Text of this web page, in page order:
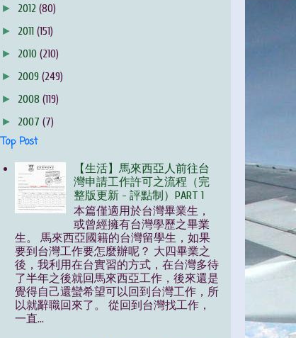
► 2012 (80)
► 2011 (151)
► 2010 (210)
► 2009 (249)
► 2008 (119)
► 2007 (7)
Top Post
【生活】馬來西亞人前往台
灣申請工作許可之流程（完
整版更新 - 評點制）PART 1
本篇僅適用於台灣畢業生，
或曾經擁有台灣學歷之畢業
生。 馬來西亞國籍的台灣留學生，如果
要到台灣工作要怎麼辦呢？ 大四畢業之
後，我利用在台實習的方式，在台灣多待
了半年之後就回馬來西亞工作，後來還是
覺得自己還蠻希望可以回到台灣工作，所
以就辭職回來了。 從回到台灣找工作，
一直...